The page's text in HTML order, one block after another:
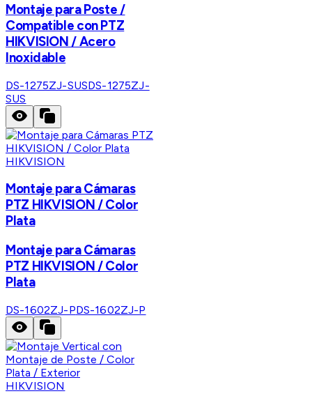
Montaje para Poste /
Compatible con PTZ
HIKVISION / Acero
Inoxidable
DS-1275ZJ-SUSDS-1275ZJ-
SUS
HIKVISION
Montaje para Cámaras
PTZ HIKVISION / Color
Plata
Montaje para Cámaras
PTZ HIKVISION / Color
Plata
DS-1602ZJ-PDS-1602ZJ-P
HIKVISION